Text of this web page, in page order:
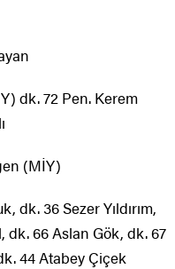
dk. 72 Pen. Kerem
(MİY)
dk. 36 Sezer Yıldırım,
dk. 66 Aslan Gök, dk. 67
44 Atabey Çiçek